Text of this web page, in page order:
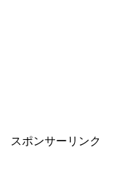
スポンサーリンク